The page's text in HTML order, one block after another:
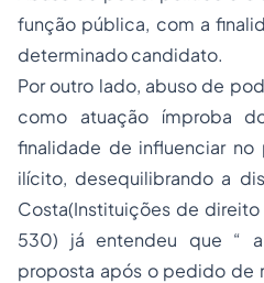
função pública, com a
determinado candidato.
Por outro lado, abuso de
como atuação ímproba
finalidade de influenciar
ilícito, desequilibrando a
Costa(Instituições de
530) já entendeu que “
proposta após o pedido de